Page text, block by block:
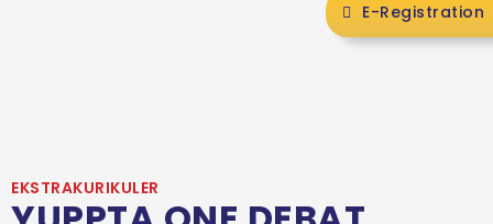
E-Registration
EKSTRAKURIKULER